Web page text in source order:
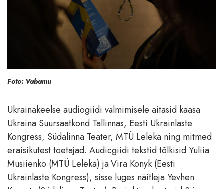
Foto: Vabamu
Ukrainakeelse audiogiidi valmimisele aitasid kaasa
Ukraina Suursaatkond Tallinnas, Eesti Ukrainlaste
Kongress, Südalinna Teater, MTÜ Leleka ning mitmed
eraisikutest toetajad. Audiogiidi tekstid tõlkisid Yuliia
Musiienko (MTÜ Leleka) ja Vira Konyk (Eesti
Ukrainlaste Kongress), sisse luges näitleja Yevhen